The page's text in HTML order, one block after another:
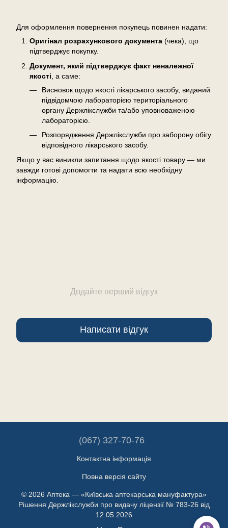
Для оформлення повернення покупець повинен надати:
Оригінал розрахункового документа (чека), що
підтверджує покупку.
Документ, який підтверджує факт неналежної
якості , а саме:
Висновок щодо якості лікарського засобу, виданий
підвідомчою лабораторією територіального
органу Держлікслужби та/або уповноваженою
лабораторією.
Розпорядження Держлікслужби про заборону обігу
відповідного лікарського засобу.
Якщо у вас виникли запитання щодо якості товару — ми
завжди готові допомогти та надати всю необхідну
інформацію.
Додайте перший відгук
Написати відгук
(067) 327-70-76
Контактна інформація
Повна версія сайту
© 2026 Аптека — «Київська аптекарська мануфактура»
Рішення Держлікслужби про видачу ліцензії № 783-26 від
12.05.2026